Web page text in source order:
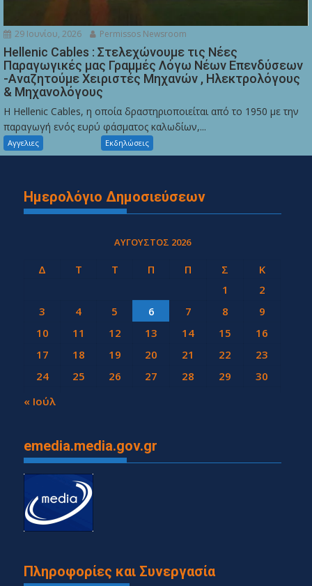
29 Ιουνίου, 2026 Permissos Newsroom
Hellenic Cables : Στελεχώνουμε τις Νέες
Παραγωγικές μας Γραμμές Λόγω Νέων Επενδύσεων
-Αναζητούμε Χειριστές Μηχανών , Ηλεκτρολόγους
& Μηχανολόγους
Η Hellenic Cables, η οποία δραστηριοποιείται από το 1950 με την
παραγωγή ενός ευρύ φάσματος καλωδίων,...
Αγγελιες Εκδηλώσεις
Ημερολόγιο Δημοσιεύσεων
ΑΎΓΟΥΣΤΟΣ 2026
Δ Τ Τ Π Π Σ
Κ
1
2
3
4 5 6 7 8
9
10
11 12 13 14 15
16
17
18 19 20 21 22
23
24
25 26 27 28 29
30
31
« Ιούλ
emedia.media.gov.gr
Πληροφορίες και Συνεργασία